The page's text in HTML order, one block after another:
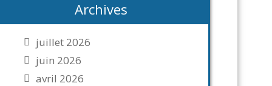
Archives
juillet 2026
juin 2026
avril 2026